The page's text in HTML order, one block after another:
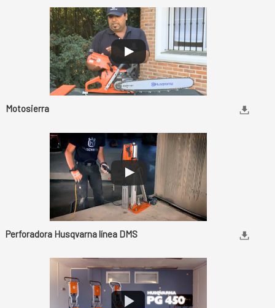
Motosierra
Perforadora Husqvarna línea DMS